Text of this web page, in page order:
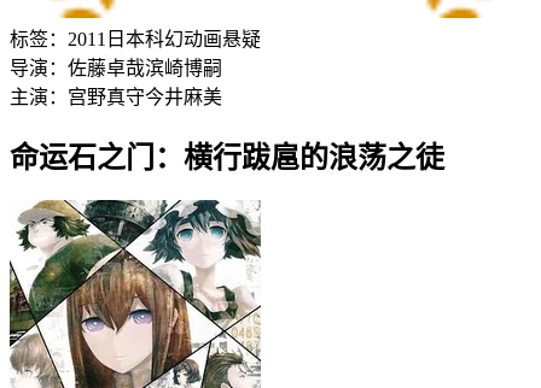
标签： 2011 日本科幻动画悬疑
导演： 佐藤卓哉滨崎博嗣
主演： 宫野真守今井麻美
命运石之门：横行跋扈的浪荡之徒